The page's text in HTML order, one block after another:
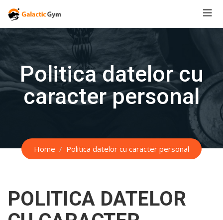
Skip
content
Politica datelor cu
caracter personal
Home Politica datelor cu caracter personal
POLITICA DATELOR